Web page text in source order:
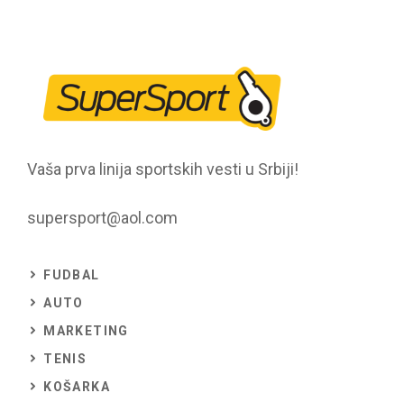
Vaša prva linija sportskih vesti u Srbiji!
supersport@aol.com
FUDBAL
AUTO
MARKETING
TENIS
KOŠARKA